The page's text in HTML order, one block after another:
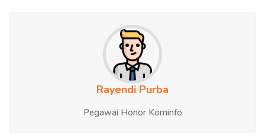
Rayendi Purba
Pegawai Honor Kominfo